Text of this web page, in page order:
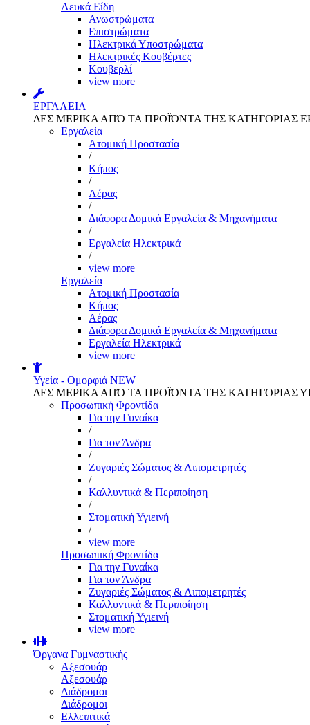
Λευκά Είδη
Ανωστρώματα
Επιστρώματα
Ηλεκτρικά Υποστρώματα
Ηλεκτρικές Κουβέρτες
Κουβερλί
view more
ΕΡΓΑΛΕΙΑ
ΔΕΣ ΜΕΡΙΚΑ ΑΠΌ ΤΑ ΠΡΟΪΌΝΤΑ ΤΗΣ ΚΑΤΗΓΟΡΙΑΣ
Εργαλεία
Aτομική Προστασία
/
Kήπος
/
Αέρας
/
Διάφορα Δομικά Εργαλεία & Μηχανήματα
/
Εργαλεία Ηλεκτρικά
/
view more
Εργαλεία
Aτομική Προστασία
Kήπος
Αέρας
Διάφορα Δομικά Εργαλεία & Μηχανήματα
Εργαλεία Ηλεκτρικά
view more
Υγεία - Ομορφιά NEW
ΔΕΣ ΜΕΡΙΚΑ ΑΠΌ ΤΑ ΠΡΟΪΌΝΤΑ ΤΗΣ ΚΑΤΗΓΟΡΙΑΣ
Προσωπική Φροντίδα
Για την Γυναίκα
/
Για τον Άνδρα
/
Ζυγαριές Σώματος & Λιπομετρητές
/
Καλλυντικά & Περιποίηση
/
Στοματική Υγιεινή
/
view more
Προσωπική Φροντίδα
Για την Γυναίκα
Για τον Άνδρα
Ζυγαριές Σώματος & Λιπομετρητές
Καλλυντικά & Περιποίηση
Στοματική Υγιεινή
view more
Όργανα Γυμναστικής
Αξεσουάρ
Αξεσουάρ
Διάδρομοι
Διάδρομοι
Ελλειπτικά